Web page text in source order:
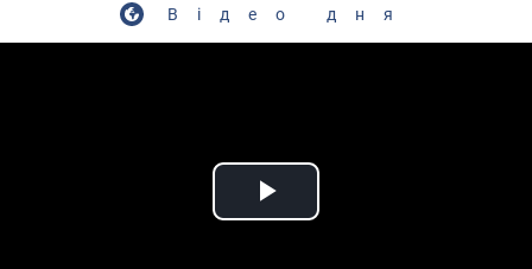
Відео дня
Play Video